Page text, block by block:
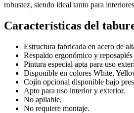
robustez, siendo ideal tanto para
Características del
Estructura fabricada en acero de
Respaldo ergonómico y
Pintura especial apta para uso
Disponible en colores White,
Cojín opcional disponible bajo
Apto para uso interior y exterior.
No apilable.
No requiere montaje.